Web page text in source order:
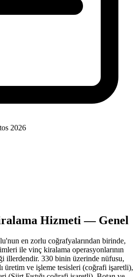
2026
Hizmeti — Genel
en zorlu coğrafyalarından birinde,
ile vinç kiralama operasyonlarının
illerdendir. 330 binin üzerinde nüfusu,
üretim ve işleme tesisleri (coğrafi işaretli),